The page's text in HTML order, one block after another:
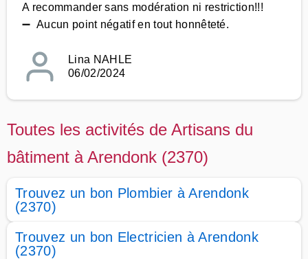
A recommander sans modération ni restriction!!!
➖ Aucun point négatif en tout honnêteté.
Lina NAHLE
06/02/2024
Toutes les activités de Artisans du
bâtiment à Arendonk (2370)
Trouvez un bon Plombier à Arendonk
(2370)
Trouvez un bon Electricien à Arendonk
(2370)